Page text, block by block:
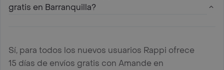
gratis en Barranquilla?
Sí, para todos los nuevos usuarios Rappi ofrece
15 días de envíos gratis con Amande en